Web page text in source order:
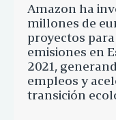
Amazon ha
millones de
proyectos
emisiones en
2021,
empleos y
transición